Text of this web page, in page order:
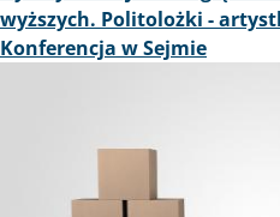
wyższych. Politolożki -
Konferencja w Sejmie